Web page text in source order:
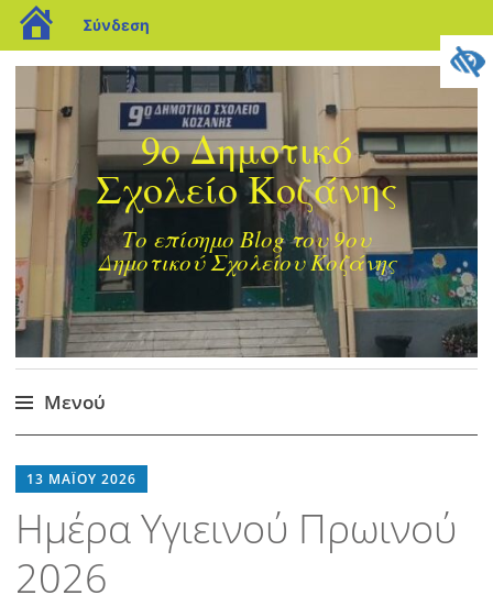
blogs.sch.gr
Σύνδεση
9ο Δημοτικό
Σχολείο Κοζάνης
Το επίσημο Blog του 9ου
Δημοτικού Σχολείου Κοζάνης
Μενού
στο
περιεχόμενο
13 ΜΑΪ́ΟΥ 2026
Ημέρα Υγιεινού Πρωινού
2026